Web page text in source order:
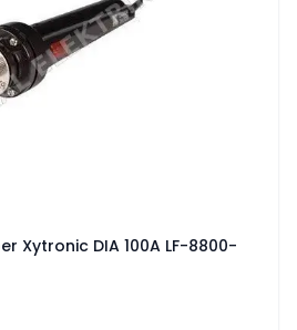
Xytronic DIA 100A LF-8800-